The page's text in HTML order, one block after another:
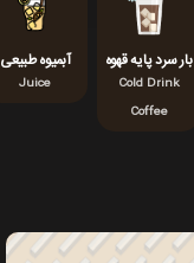
بار سرد پایه قهوه
Cold Drink
Coffee
آبمیوه طبیعی
Juice